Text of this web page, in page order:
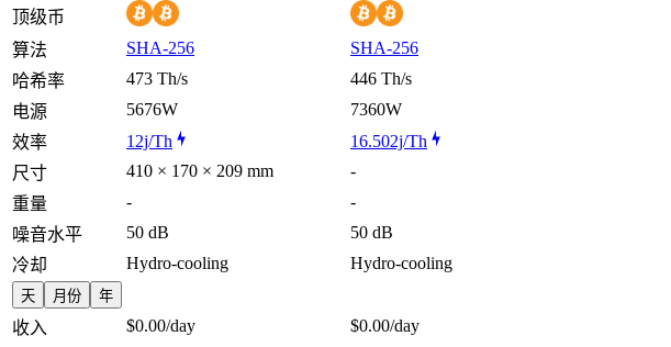
顶级币
算法
SHA-256
SHA-256
哈希率
473 Th/s
446 Th/s
电源
5676W
7360W
效率
12j/Th
16.502j/Th
尺寸
410 × 170 × 209 mm
-
重量
-
-
噪音水平
50 dB
50 dB
冷却
Hydro-cooling Hydro-cooling
天 月份 年
收入 $0.00/day $0.00/day